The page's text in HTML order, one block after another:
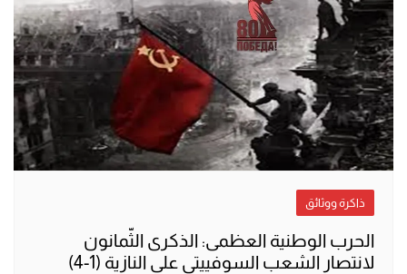
ذاكرة ووثائق
الحرب الوطنية العظمى: الذكرى الثّمانون
لانتصار الشعب السوفييتي على النازية (1-4)